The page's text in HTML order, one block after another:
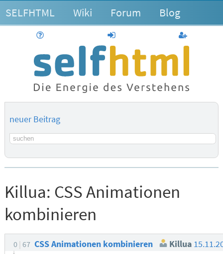
SELFHTML Wiki Forum Blog
anmelden
neuer Beitrag
Suchbegriff
Killua: CSS Animationen
kombinieren
0 67 CSS Animationen kombinieren Killua